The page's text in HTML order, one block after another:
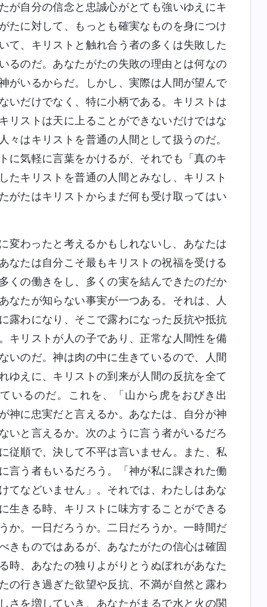
が自分の信念と忠誠心がとても強いゆえにキ
たに対して、もっとも確実なものを身につけ
て、キリストと触れ合う者の多くは失敗した
るのだ。あなたがたの失敗の理由とは何なの
がいるからだ。しかし、実際は人間が望んで
いだけでなく、特に小柄である。キリストは
リストは天に上ることができないだけではな
はキリストを普通の人間として扱うのだ。
に気軽に言葉をかけるが、それでも「真のキ
たキリストを普通の人間とみなし、キリスト
がたはキリストからまだ何も受け取ってはい
わったと考えるかもしれないし、あなたは
なたは自分こそ最もキリストの祝福を受ける
くの働きをし、多くの実を結んできたのだか
なたが知らない事実が一つある。それは、人
露わになり、そこで露わになった反抗や抵抗
キリストが人の子であり、正常な人間性を備
いのだ。神は肉の中に生きているので、人間
ゆえに、キリストの到来が人間の反抗を全て
いるのだ。これを、「山から虎をおびき出
神に忠実だと言えるか。あなたは、自分が神
いと言えるか。次のように言う者がいるだろ
従順で、決して不平は言いません。また、私
言う者もいるだろう。「神が私に課された働
てなどいません」。それでは、わたしはあな
生きる時、キリストに味方することができる
か。一日だろうか。二日だろうか。一時間だ
きものではあるが、あなたがたの信心は確固
時、あなたの独りよがりとうぬぼれがあなた
の行き過ぎた欲望や反抗、不満が自然と露わ
さを増していき、あなたがまるで水と火の関